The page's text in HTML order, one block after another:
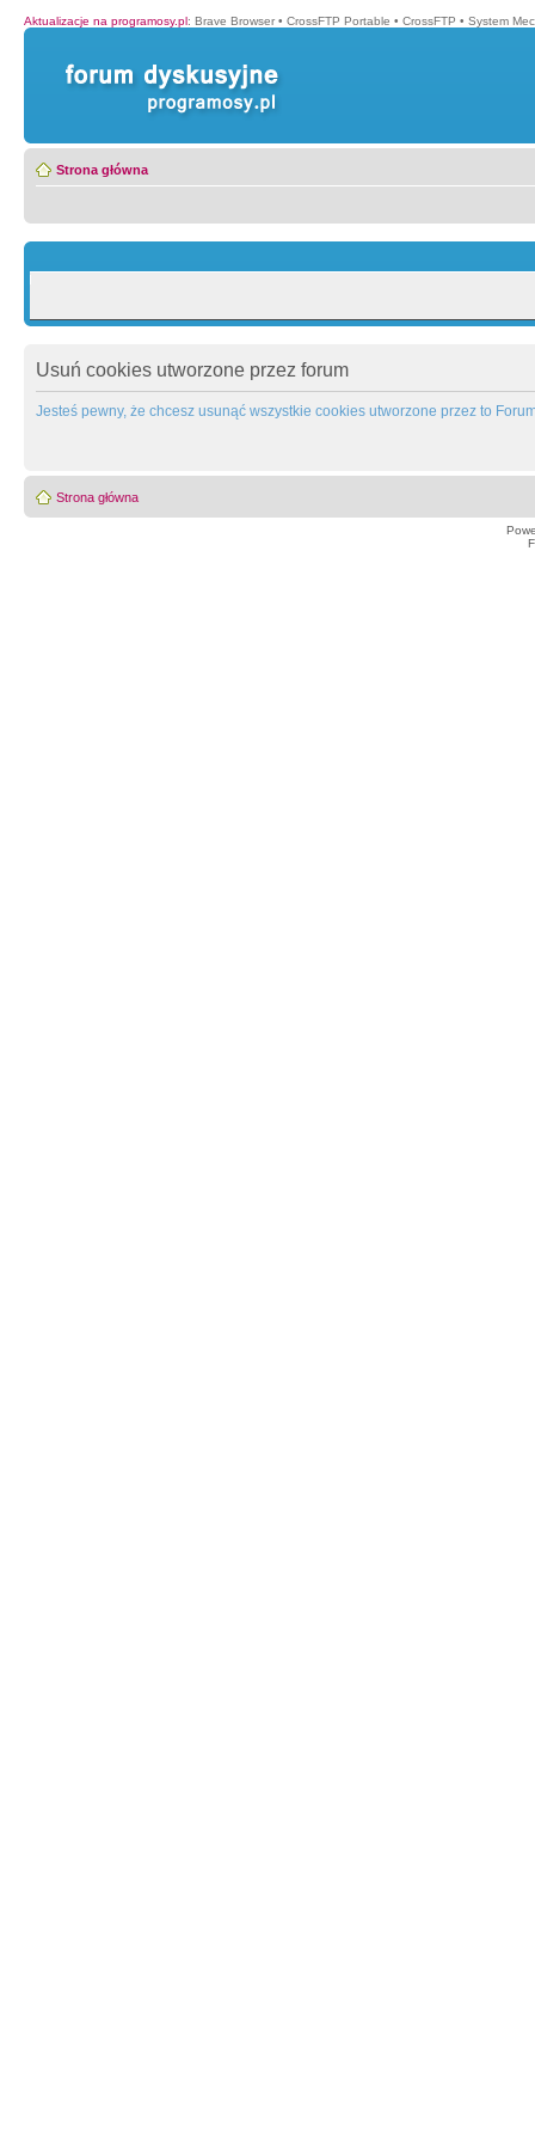
Aktualizacje na programosy.pl: Brave Browser • CrossFTP Portable • CrossFTP • System
Strona główna
Usuń cookies utworzone przez forum
Jesteś pewny, że chcesz usunąć wszystkie cookies utworzone przez to
Strona główna